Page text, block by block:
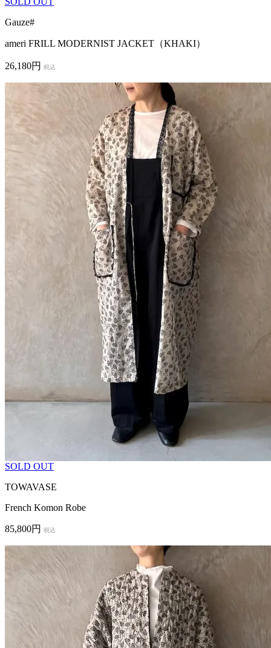
Gauze#
ameri FRILL MODERNIST JACKET（KHAKI）
26,180円 税込
SOLD OUT
TOWAVASE
French Komon Robe
85,800円 税込